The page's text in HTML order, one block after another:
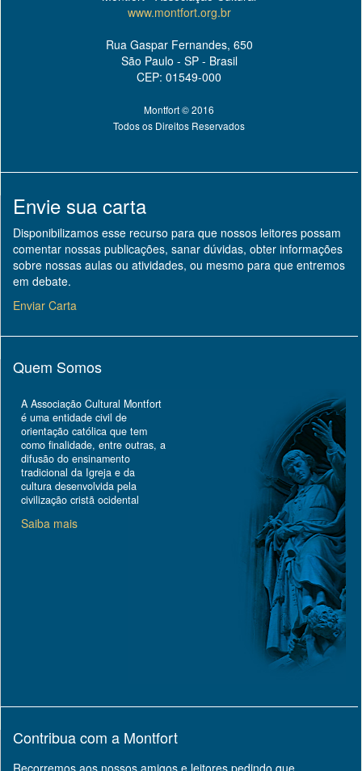
www.montfort.org.br
Rua Gaspar Fernandes, 650
São Paulo - SP - Brasil
CEP: 01549-000
Montfort © 2016
Todos os Direitos Reservados
Envie sua carta
Disponibilizamos esse recurso para que nossos leitores possam
comentar nossas publicações, sanar dúvidas, obter informações
sobre nossas aulas ou atividades, ou mesmo para que entremos
em debate.
Enviar Carta
Quem Somos
A Associação Cultural Montfort
é uma entidade civil de
orientação católica que tem
como finalidade, entre outras, a
difusão do ensinamento
tradicional da Igreja e da
cultura desenvolvida pela
civilização cristã ocidental
Saiba mais
Contribua com a Montfort
Recorremos aos nossos amigos e leitores pedindo que